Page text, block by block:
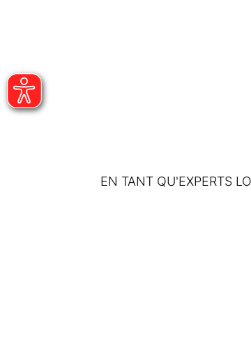
EN TANT QU'EXPERTS